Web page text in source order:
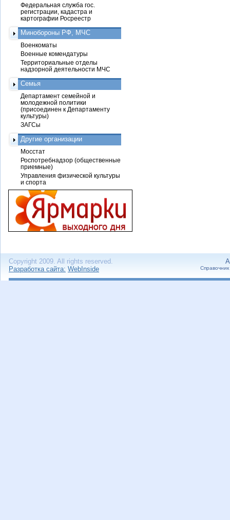
Федеральная служба гос.
регистрации, кадастра и
картографии Росреестр
Минобороны РФ, МЧС
Военкоматы
Военные комендатуры
Территориальные отделы
надзорной деятельности МЧС
Семья
Департамент семейной и
молодежной политики
(присоединен к Департаменту
культуры)
ЗАГСы
Другие организации
Мосстат
Роспотребнадзор (общественные
приемные)
Управления физической культуры
и спорта
Copyright 2009. All rights reserved.
Разработка сайта: WebInside